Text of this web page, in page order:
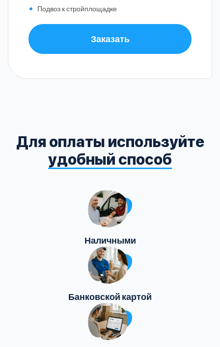
Подвоз к стройплощадке
Заказать
Для оплаты используйте
удобный способ
Наличными
Банковской картой